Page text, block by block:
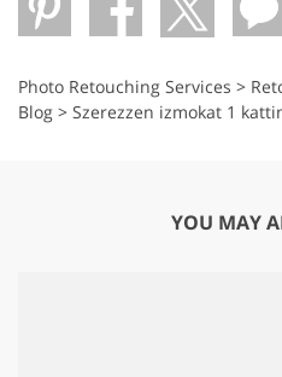
Photo Retouching Services >
Blog > Szerezzen izmokat 1
YOU MAY